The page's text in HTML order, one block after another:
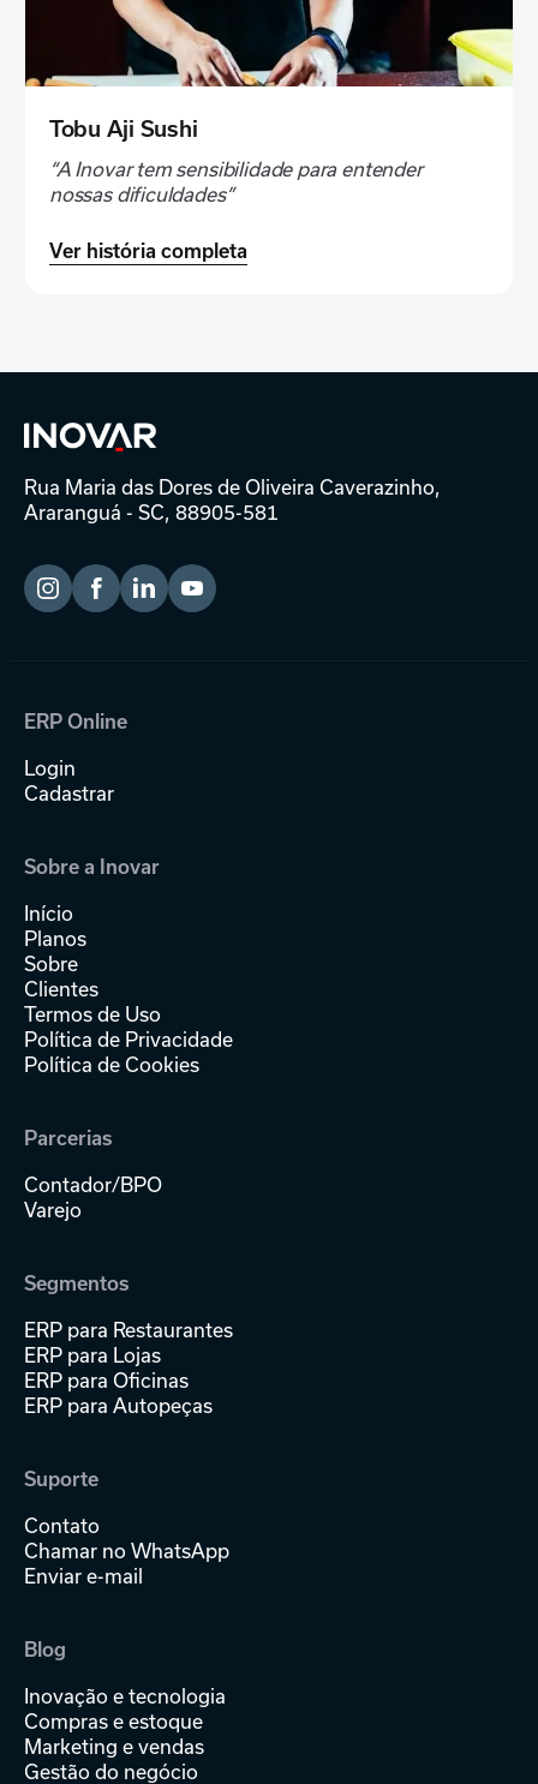
Tobu Aji Sushi
“A Inovar tem sensibilidade para entender
nossas dificuldades”
Ver história completa
Rua Maria das Dores de Oliveira Caverazinho,
Araranguá - SC, 88905-581
ERP Online
Login
Cadastrar
Sobre a Inovar
Início
Planos
Sobre
Clientes
Termos de Uso
Política de Privacidade
Política de Cookies
Parcerias
Contador/BPO
Varejo
Segmentos
ERP para Restaurantes
ERP para Lojas
ERP para Oficinas
ERP para Autopeças
Suporte
Contato
Chamar no WhatsApp
Enviar e-mail
Blog
Inovação e tecnologia
Compras e estoque
Marketing e vendas
Gestão do negócio